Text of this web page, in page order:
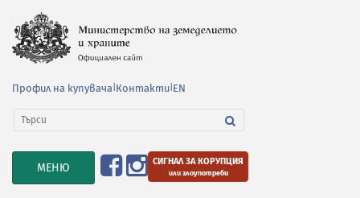
Профил на купувача Контакти EN
TOGGLE
NAVIGATION
МЕНЮ СИГНАЛ ЗА КОРУПЦИЯ
или злоупотреби